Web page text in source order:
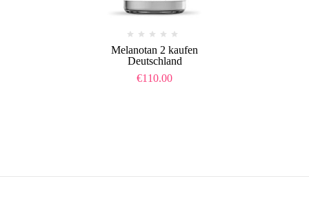
Melanotan 2 kaufen
Deutschland
€110.00